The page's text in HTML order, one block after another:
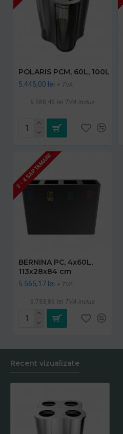
POLARIS PCM, 60L, 100L
5.445,00 lei + TVA
6.588,45 lei TVA inclus
3 - 4 SAPTAMANI
BERNINA PC, 4x60L,
113x28x84 cm
5.565,17 lei + TVA
6.733,86 lei TVA inclus
Recent vizualizate